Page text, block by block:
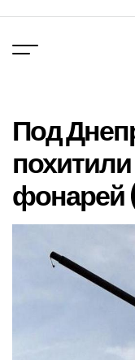
вмісту
Под
фонарей